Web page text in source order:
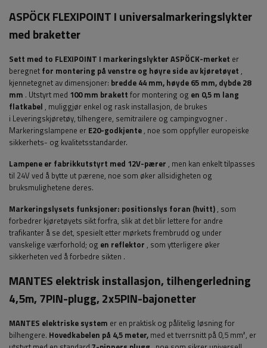
ASPÖCK FLEXIPOINT I universalmarkeringslykter
med braketter
Sett med to FLEXIPOINT I markeringslykter ASPÖCK-merket er
beregnet for montering på venstre og høyre side av kjøretøyet ,
kjennetegnet av dimensjoner: bredde 44 mm, høyde 65 mm, dybde 28
mm . Utstyrt med 100 mm brakett for montering og en 0,5 m lang
flatkabel , muliggjør enkel og rask installasjon, de brukes
i Leveringskjøretøy, tilhengere, semitrailere og campingvogner .
Markeringslampene er E20-godkjente, noe som oppfyller europeiske
sikkerhets- og kvalitetsstandarder.
Lampene er fabrikkutstyrt med 12V-pærer , men kan enkelt tilpasses
til 24V ved å bytte ut pærene, noe som øker allsidigheten og
bruksmulighetene deres.
Markeringslysets funksjoner: positionslys foran (hvitt), som
forbedrer kjøretøyets sikt forfra, slik at det blir lettere for andre
trafikanter å se det, spesielt etter mørkets frembrudd og under
vanskelige værforhold; og en reflektor , som ytterligere øker
sikkerheten ved å forbedre sikten .
MANTES elektrisk installasjon, tilhengerledning
4,5m, 7PIN-plugg, 2x5PIN-bajonetter
MANTES elektriske system er en praktisk og pålitelig løsning for
bilhengere. Hovedkabelen på 4,5 meter, med et tverrsnitt på 0,5 mm², er